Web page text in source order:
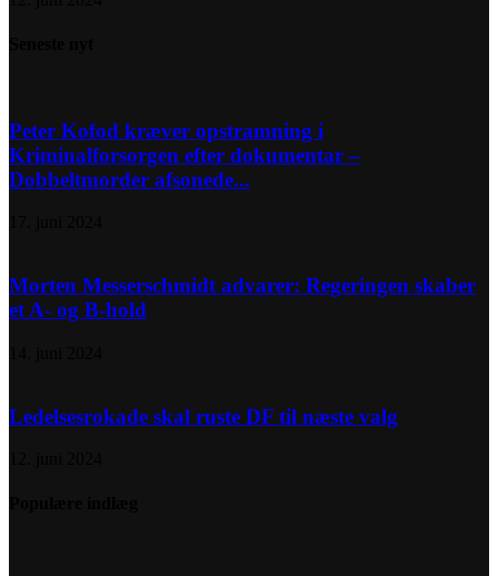
Peter Kofod kræver opstramning i
Kriminalforsorgen efter dokumentar –
Dobbeltmorder afsonede...
Morten Messerschmidt advarer: Regeringen skaber
et A- og B-hold
Ledelsesrokade skal ruste DF til næste valg